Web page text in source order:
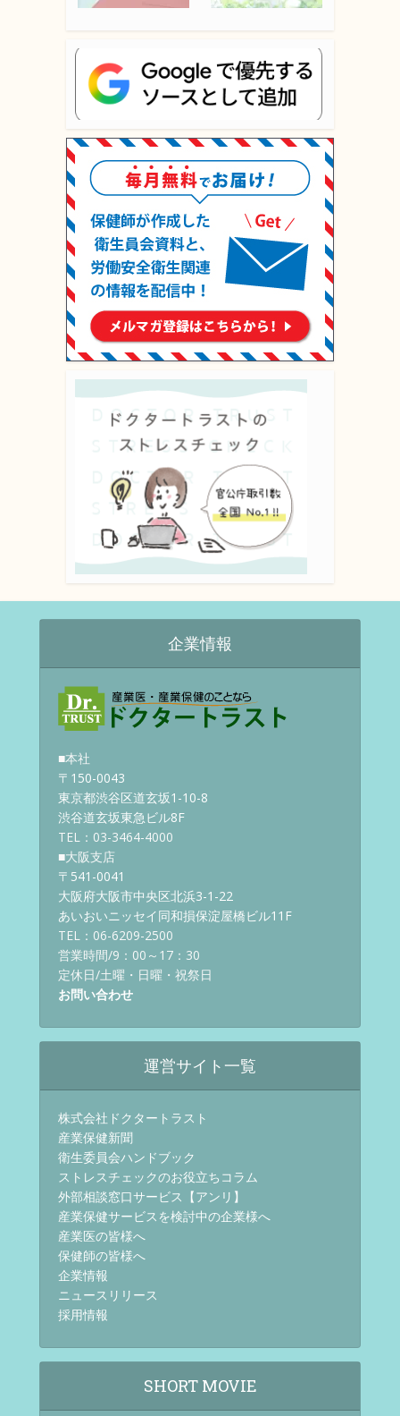
企業情報
■本社
〒150-0043
東京都渋谷区道玄坂1-10-8
渋谷道玄坂東急ビル8F
TEL：03-3464-4000
■大阪支店
〒541-0041
大阪府大阪市中央区北浜3-1-22
あいおいニッセイ同和損保淀屋橋ビル11F
TEL：06-6209-2500
営業時間/9：00～17：30
定休日/土曜・日曜・祝祭日
お問い合わせ
運営サイト一覧
株式会社ドクタートラスト
産業保健新聞
衛生委員会ハンドブック
ストレスチェックのお役立ちコラム
外部相談窓口サービス【アンリ】
産業保健サービスを検討中の企業様へ
産業医の皆様へ
保健師の皆様へ
企業情報
ニュースリリース
採用情報
SHORT MOVIE